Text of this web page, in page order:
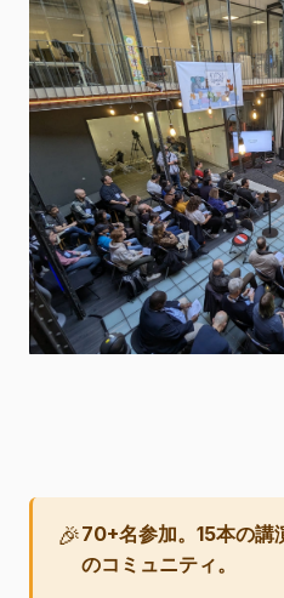
🎉70+名参加。15本の講
のコミュニティ。